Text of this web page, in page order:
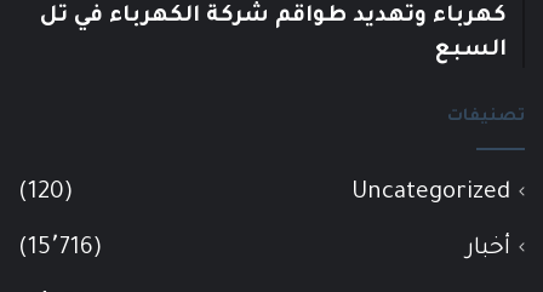
كهرباء وتهديد طواقم شركة الكهرباء في تل
السبع
تصنيفات
Uncategorized
(120)
أخبار (15٬716)